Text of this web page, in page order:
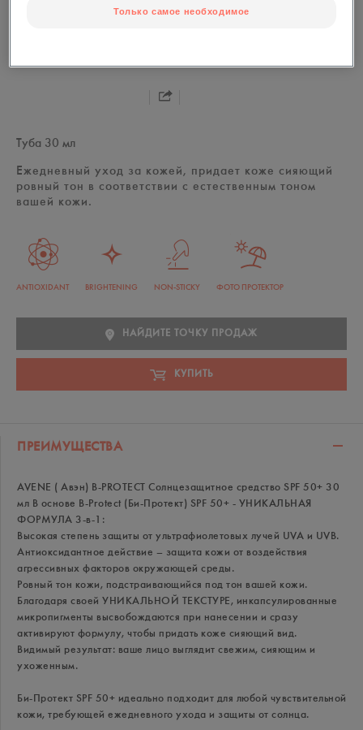
Туба 30 мл
Ежедневный уход за кожей, придает коже сияющий
ровный тон в соответствии с естественным тоном
вашей кожи.
ANTIOXIDANT BRIGHTENING NON-STICKY ФОТО ПРОТЕКТОР
НАЙДИТЕ ТОЧКУ ПРОДАЖ
КУПИТЬ
ПРЕИМУЩЕСТВА
AVENE ( Авэн) B-PROTECT Солнцезащитное средство SPF 50+ 30
мл В основе B-Protect (Би-Протект) SPF 50+ - УНИКАЛЬНАЯ
ФОРМУЛА 3-в-1:
Высокая степень защиты от ультрафиолетовых лучей UVA и UVB.
Антиоксидантное действие – защита кожи от воздействия
агрессивных факторов окружающей среды.
Ровный тон кожи, подстраивающийся под тон вашей кожи.
Благодаря своей УНИКАЛЬНОЙ ТЕКСТУРЕ, инкапсулированные
микропигменты высвобождаются при нанесении и сразу
активируют формулу, чтобы придать коже сияющий вид.
Видимый результат: ваше лицо выглядит свежим, сияющим и
ухоженным.
Би-Протект SPF 50+ идеально подходит для любой чувствительной
кожи, требующей ежедневного ухода и защиты от солнца.
Только самое необходимое